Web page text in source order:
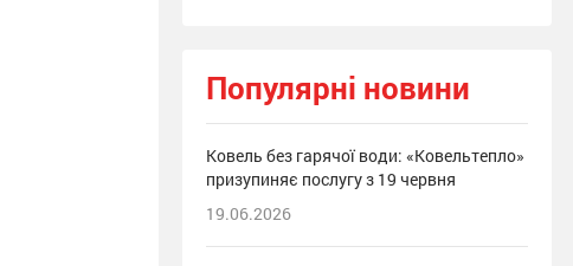
Популярні новини
Ковель без гарячої води: «Ковельтепло»
призупиняє послугу з 19 червня
19.06.2026